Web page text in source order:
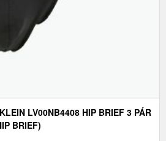
LV00NB4408 HIP BRIEF 3 PÁR
BRIEF)